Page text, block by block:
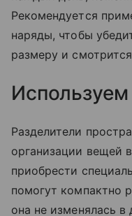
Рекомендуется
наряды, чтобы
размеру и
Разделители
организации вещей
приобрести
помогут компактно
она не изменялась в